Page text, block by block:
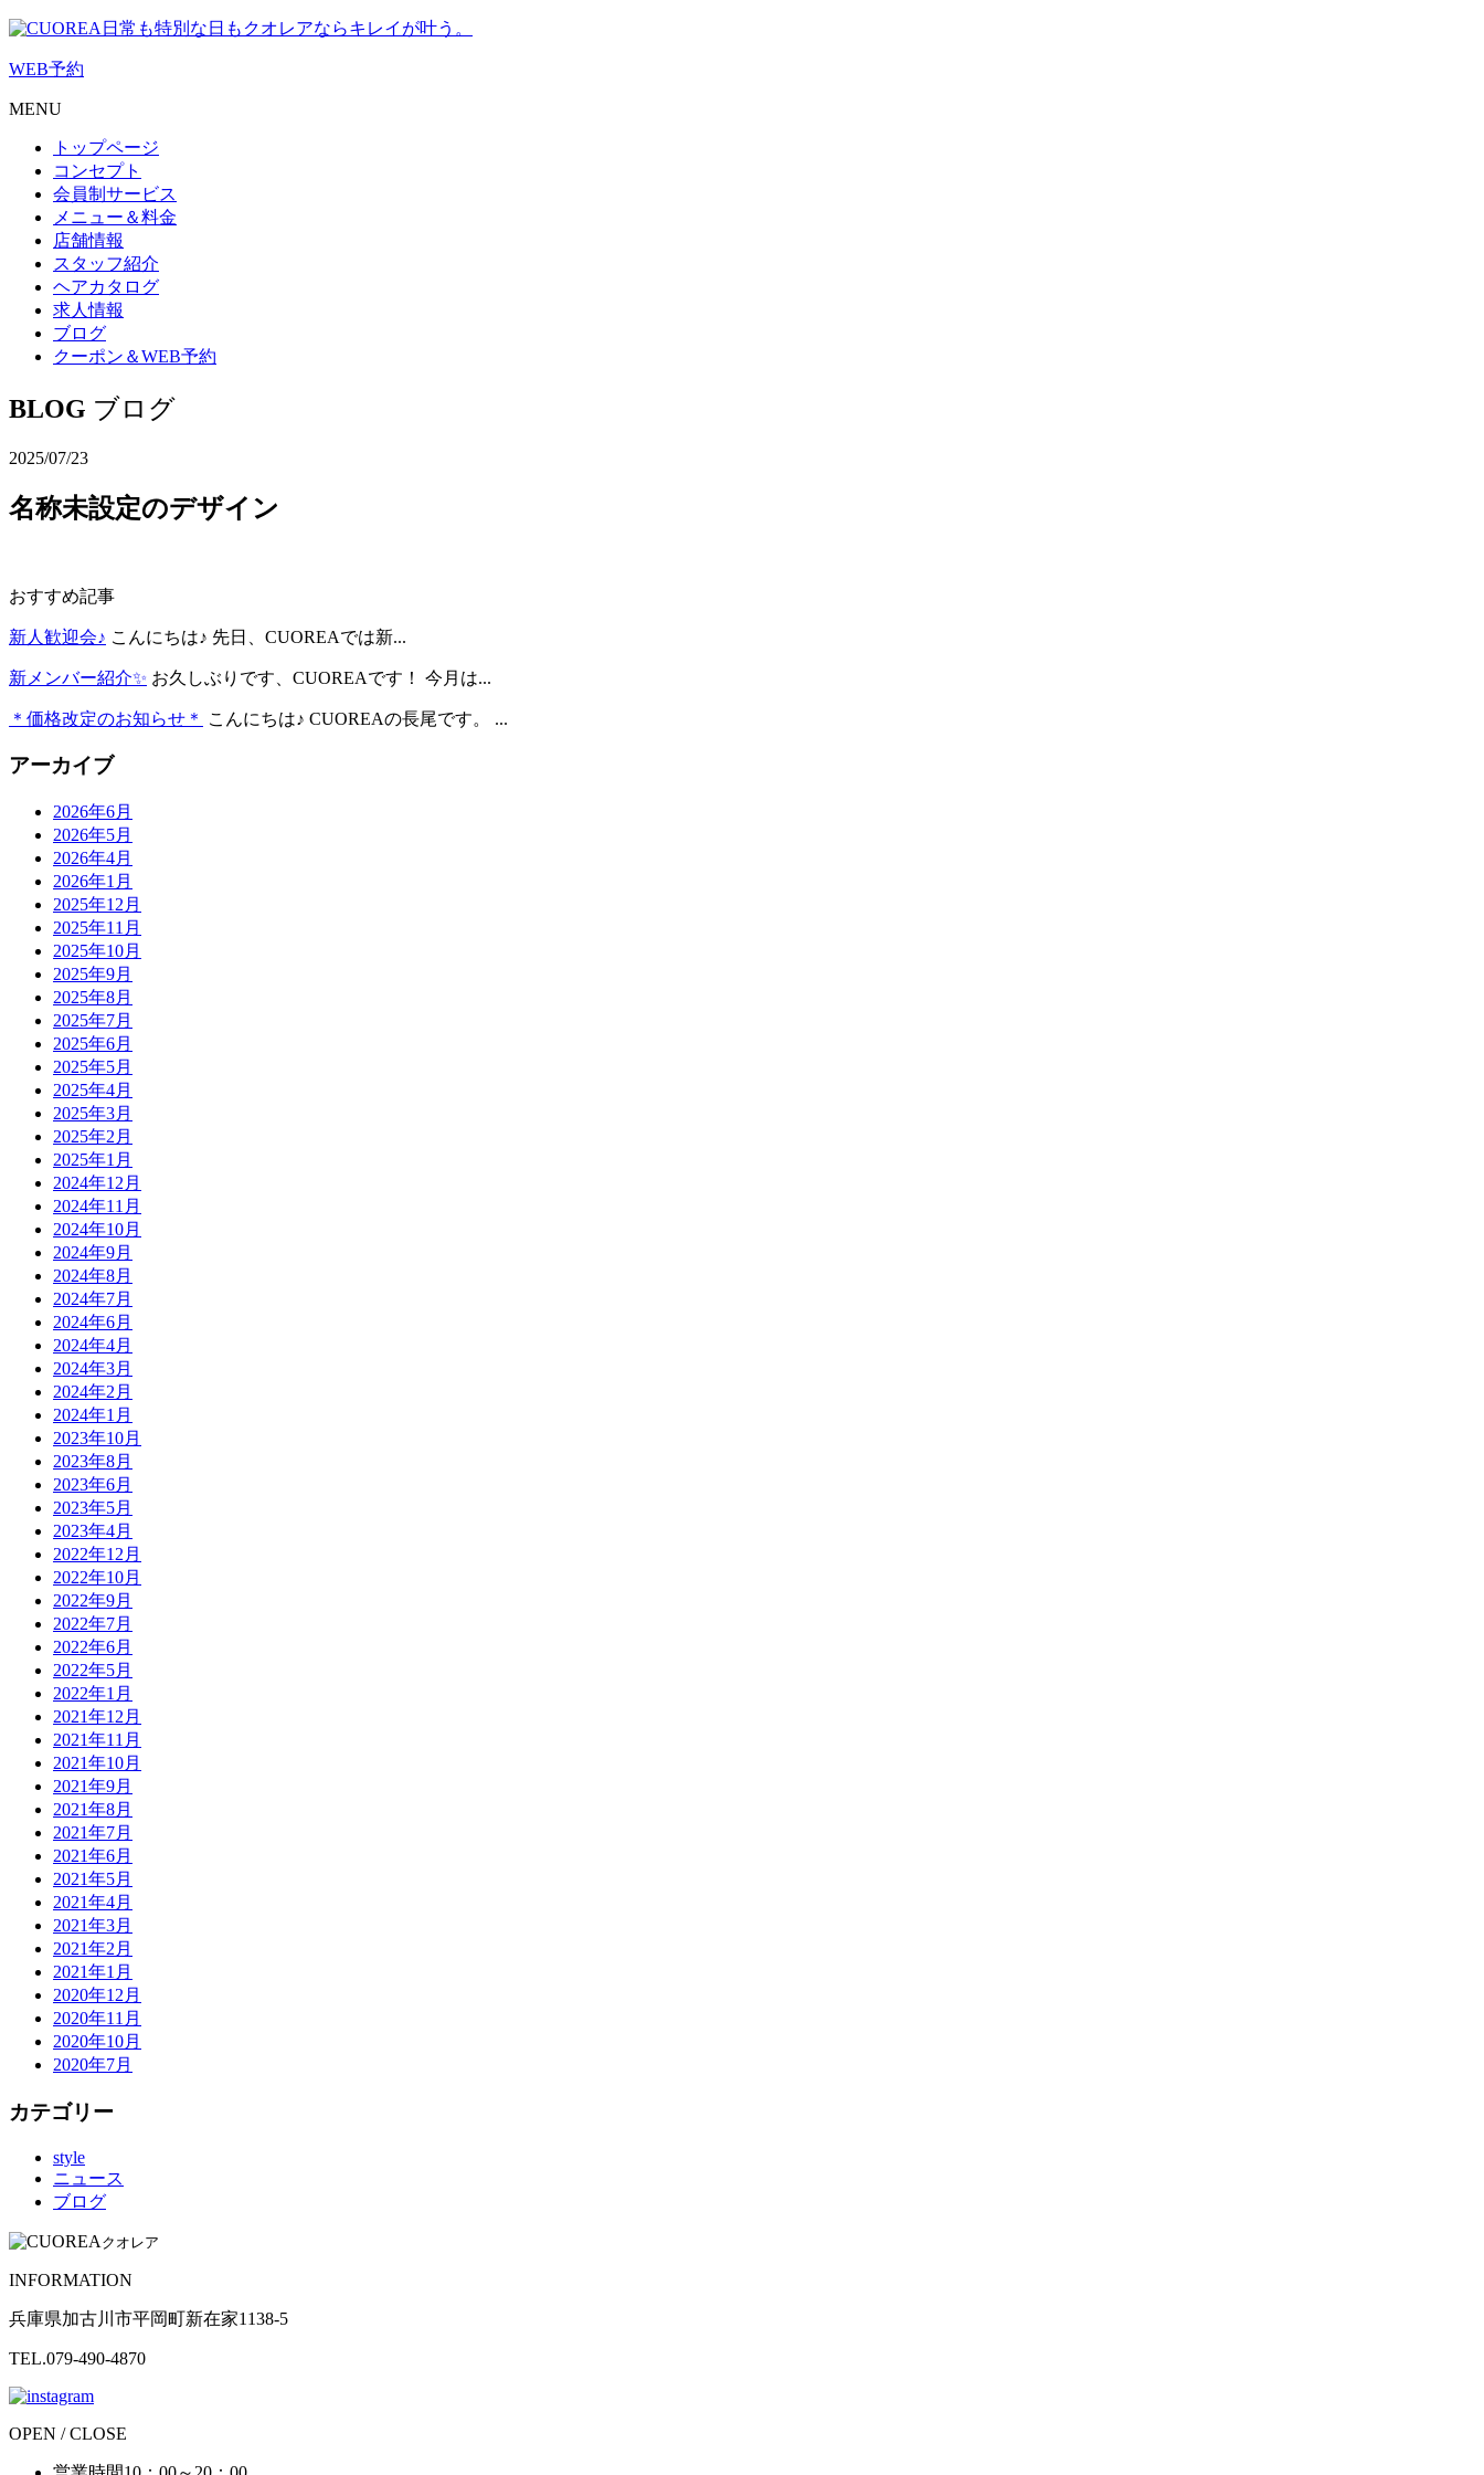
日常も特別な日もクオレアならキレイが叶う。
WEB予約
MENU
トップページ
コンセプト
会員制サービス
メニュー＆料金
店舗情報
スタッフ紹介
ヘアカタログ
求人情報
ブログ
クーポン＆WEB予約
BLOG ブログ
2025/07/23
名称未設定のデザイン
おすすめ記事
新人歓迎会♪ こんにちは♪ 先日、CUOREAでは新...
新メンバー紹介✨ お久しぶりです、CUOREAです！ 今月は...
＊価格改定のお知らせ＊ こんにちは♪ CUOREAの長尾です。 ...
アーカイブ
2026年6月
2026年5月
2026年4月
2026年1月
2025年12月
2025年11月
2025年10月
2025年9月
2025年8月
2025年7月
2025年6月
2025年5月
2025年4月
2025年3月
2025年2月
2025年1月
2024年12月
2024年11月
2024年10月
2024年9月
2024年8月
2024年7月
2024年6月
2024年4月
2024年3月
2024年2月
2024年1月
2023年10月
2023年8月
2023年6月
2023年5月
2023年4月
2022年12月
2022年10月
2022年9月
2022年7月
2022年6月
2022年5月
2022年1月
2021年12月
2021年11月
2021年10月
2021年9月
2021年8月
2021年7月
2021年6月
2021年5月
2021年4月
2021年3月
2021年2月
2021年1月
2020年12月
2020年11月
2020年10月
2020年7月
カテゴリー
style
ニュース
ブログ
クオレア
INFORMATION
兵庫県加古川市平岡町新在家1138-5
TEL.079-490-4870
OPEN / CLOSE